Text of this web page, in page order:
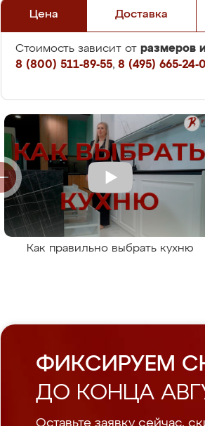
Цена Доставка
Стоимость зависит от размеров
8 (800) 511-89-55, 8 (495) 665-24-
Как правильно выбрать кухню
ФИКСИРУЕМ
ДО КОНЦА
Оставьте заявку сейчас,